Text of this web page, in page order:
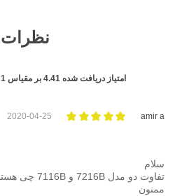
نظرات
امتیاز دریافت شده4.41 بر مقیاس1
amir a
2020-04-25
سلام
تفاوت دو مدل 7216B و 7116B چی هستش؟
ممنون